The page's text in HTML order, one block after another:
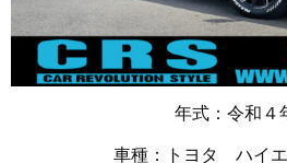
年式：令和４
車種：トヨタ ハイ